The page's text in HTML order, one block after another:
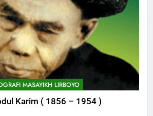
KHUTBAH
Khutbah Jum’at: Lisanmu,
Keselamatanmu
KHUTBAH
MASAYIKH LIRBOYO
Karim ( 1856 – 1954 )
Himasal Semen Sumbang
Pembangunan Kantor Himasal
POJOK LIRBOYO